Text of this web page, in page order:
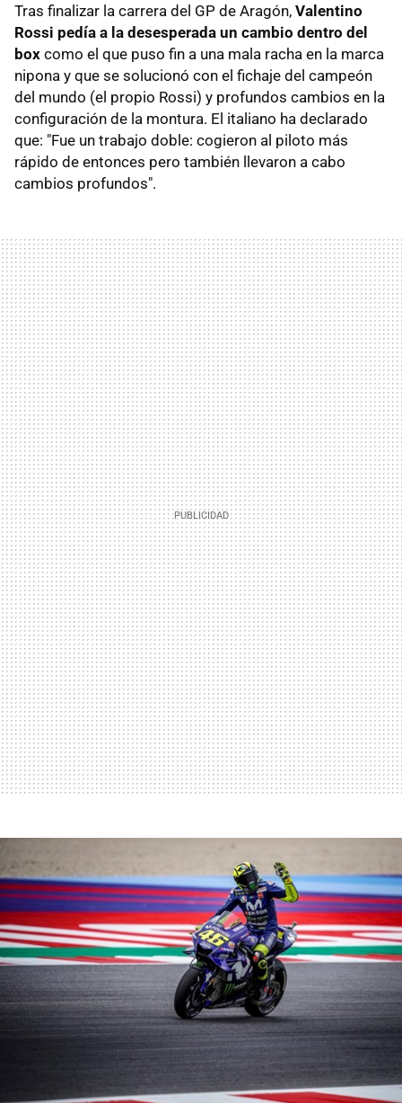
Tras finalizar la carrera del GP de Aragón, Valentino
Rossi pedía a la desesperada un cambio dentro del
box como el que puso fin a una mala racha en la marca
nipona y que se solucionó con el fichaje del campeón
del mundo (el propio Rossi) y profundos cambios en la
configuración de la montura. El italiano ha declarado
que: "Fue un trabajo doble: cogieron al piloto más
rápido de entonces pero también llevaron a cabo
cambios profundos".